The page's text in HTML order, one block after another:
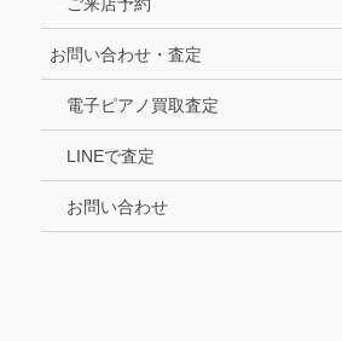
お問い合わせ・査定
電子ピアノ買取査定
LINEで査定
お問い合わせ